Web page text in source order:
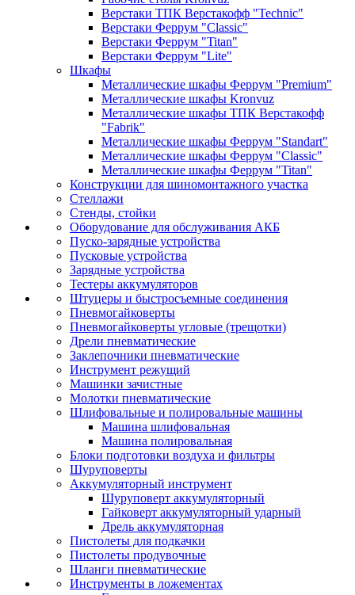
Верстаки ТПК Верстакофф "Technic"
Верстаки Феррум "Classic"
Верстаки Феррум "Titan"
Верстаки Феррум "Lite"
Шкафы
Металлические шкафы Феррум "Premium"
Металлические шкафы Kronvuz
Металлические шкафы ТПК Верстакофф
"Fabrik"
Металлические шкафы Феррум "Standart"
Металлические шкафы Феррум "Classic"
Металлические шкафы Феррум "Titan"
Конструкции для шиномонтажного участка
Стеллажи
Стенды, стойки
Оборудование для обслуживания АКБ
Пуско-зарядные устройства
Пусковые устройства
Зарядные устройства
Тестеры аккумуляторов
Штуцеры и быстросъемные соединения
Пневмогайковерты
Пневмогайковерты угловые (трещотки)
Дрели пневматические
Заклепочники пневматические
Инструмент режущий
Машинки зачистные
Молотки пневматические
Шлифовальные и полировальные машины
Машина шлифовальная
Машина полировальная
Блоки подготовки воздуха и фильтры
Шуруповерты
Аккумуляторный инструмент
Шуруповерт аккумуляторный
Гайковерт аккумуляторный ударный
Дрель аккумуляторная
Пистолеты для подкачки
Пистолеты продувочные
Шланги пневматические
Инструменты в ложементах